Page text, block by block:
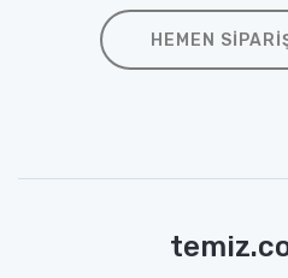
HEMEN